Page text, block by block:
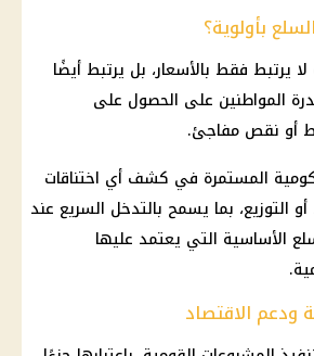
بأولوية؟
لا يرتبط فقط بالأسعار، بل يرتبط أيضًا
المواطنين على الحصول على
أو نقص مفاجئ.
المستمرة في كشف أي اختناقات
التوزيع، بما يسمح بالتدخل السريع عند
الأساسية التي يعتمد عليها
ودعم الاقتصاد